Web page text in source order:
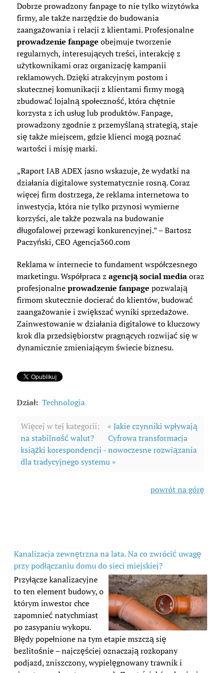
Dobrze prowadzony fanpage to nie tylko wizytówka
firmy, ale także narzędzie do budowania
zaangażowania i relacji z klientami. Profesjonalne
prowadzenie fanpage obejmuje tworzenie
regularnych, interesujących treści, interakcję z
użytkownikami oraz organizację kampanii
reklamowych. Dzięki atrakcyjnym postom i
skutecznej komunikacji z klientami firmy mogą
zbudować lojalną społeczność, która chętnie
korzysta z ich usług lub produktów. Fanpage,
prowadzony zgodnie z przemyślaną strategią, staje
się także miejscem, gdzie klienci mogą poznać
wartości i misję marki.
„Raport IAB ADEX jasno wskazuje, że wydatki na
działania digitalowe systematycznie rosną. Coraz
więcej firm dostrzega, że reklama internetowa to
inwestycja, która nie tylko przynosi wymierne
korzyści, ale także pozwala na budowanie
długofalowej przewagi konkurencyjnej.” – Bartosz
Paczyński, CEO Agencja360.com
Reklama w internecie to fundament współczesnego
marketingu. Współpraca z agencją social mediaoraz
profesjonalneprowadzenie fanpage pozwalają
firmom skutecznie docierać do klientów, budować
zaangażowanie i zwiększać wyniki sprzedażowe.
Zainwestowanie w działania digitalowe to kluczowy
krok dla przedsiębiorstw pragnących rozwijać się w
dynamicznie zmieniającym świecie biznesu.
Dział: Technologia
Więcej w tej kategorii:
« Jakie czynniki wpływają
na stabilność walut?
Cyfrowa transformacja
książki korespondencji - nowoczesne rozwiązania
dla tradycyjnego systemu »
powrót na górę
Kanalizacja zewnętrzna na lata. Na co zwrócić uwagę
przy podłączaniu domu do sieci miejskiej?
Przyłącze kanalizacyjne
to ten element budowy, o
którym inwestor chce
zapomnieć natychmiast
po zasypaniu wykopu.
Błędy popełnione na tym etapie mszczą się
bezlitośnie – najczęściej oznaczają rozkopany
podjazd, zniszczony, wypielęgnowany trawnik i